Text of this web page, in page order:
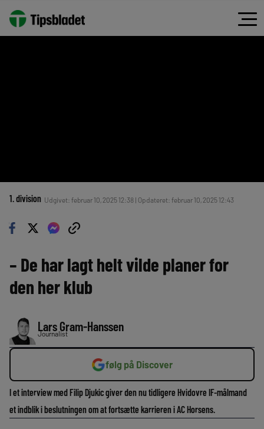
1. division Udgivet: februar 10, 2025 12:38 | Opdateret: februar 10, 2025 12:43
– De har lagt helt vilde planer for
den her klub
Lars Gram-Hanssen
Journalist
følg på Discover
I et interview med Filip Djukic giver den nu tidligere Hvidovre IF-målmand
et indblik i beslutningen om at fortsætte karrieren i AC Horsens.